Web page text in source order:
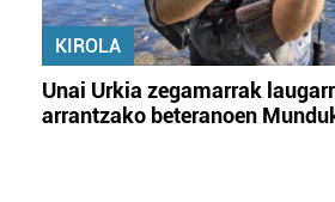
KIROLA
Unai Urkia zegamarrak
arrantzako beteranoen